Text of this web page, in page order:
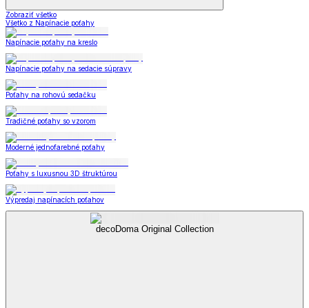
Zobraziť všetko
Všetko z Napínacie poťahy
Napínacie poťahy na kreslo
Napínacie poťahy na sedacie súpravy
Poťahy na rohovú sedačku
Tradičné poťahy so vzorom
Moderné jednofarebné poťahy
Poťahy s luxusnou 3D štruktúrou
Výpredaj napínacích poťahov
decoDoma Original Collection